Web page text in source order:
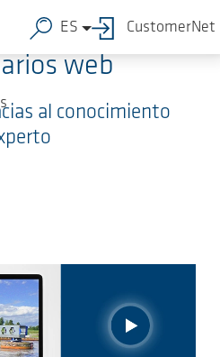
ES CustomerNet
web
al conocimiento